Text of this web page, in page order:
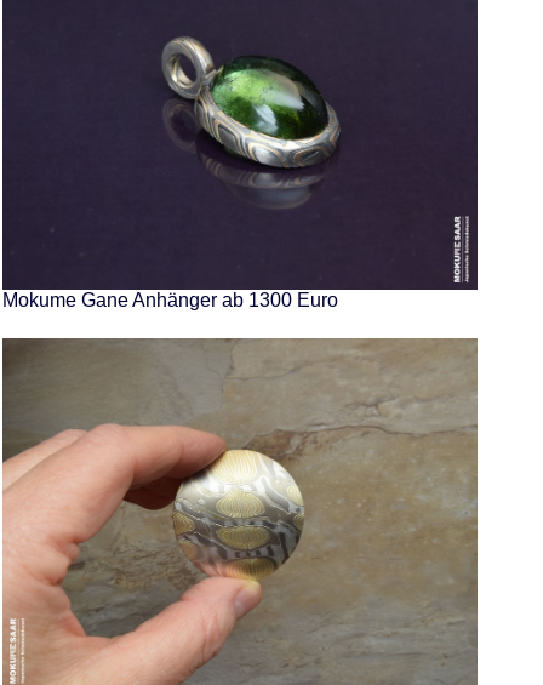
Mokume Gane Anhänger ab 1300 Euro